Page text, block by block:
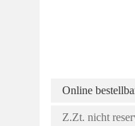
Online
Z.Zt. nicht